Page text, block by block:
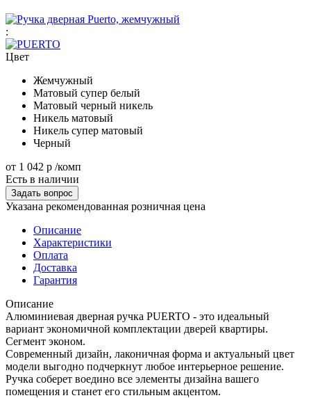
:
Цвет
Жемчужный
Матовый супер белый
Матовый черный никель
Никель матовый
Никель супер матовый
Черный
от 1 042 р /комп
Есть в наличии
Задать вопрос
Указана рекомендованная розничная цена
Описание
Характеристики
Оплата
Доставка
Гарантия
Описание
Алюминиевая дверная ручка PUERTO - это идеальный
вариант экономичной комплектации дверей квартиры.
Сегмент эконом.
Современный дизайн, лаконичная форма и актуальный цвет
модели выгодно подчеркнут любое интерьерное решение.
Ручка соберет воедино все элементы дизайна вашего
помещения и станет его стильным акцентом.